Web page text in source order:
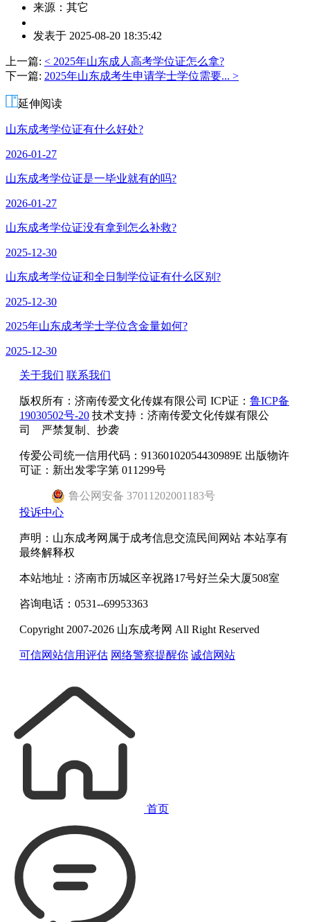
来源：其它
者：
老
师
发表于 2025-08-20 18:35:42
上一篇: < 2025年山东成人高考学位证怎么拿?
下一篇: 2025年山东成考生申请学士学位需要... >
延伸阅读
山东成考学位证有什么好处?
2026-01-27
山东成考学位证是一毕业就有的吗?
2026-01-27
山东成考学位证没有拿到怎么补救?
2025-12-30
山东成考学位证和全日制学位证有什么区别?
2025-12-30
2025年山东成考学士学位含金量如何?
2025-12-30
关于我们 联系我们
版权所有： 济南传爱文化传媒有限公司 ICP证： 鲁ICP备
19030502号-20 技术支持：济南传爱文化传媒有限公
司 严禁复制、抄袭
传爱公司统一信用代码：91360102054430989E 出版物许
可证：新出发零字第 011299号
鲁公网安备 37011202001183号
投诉中心
声明：山东成考网属于成考信息交流民间网站 本站享有
最终解释权
本站地址：济南市历城区辛祝路17号好兰朵大厦508室
咨询电话：0531--69953363
Copyright 2007-2026 山东成考网 All Right Reserved
可信网站信用评估 网络警察提醒你 诚信网站
首页